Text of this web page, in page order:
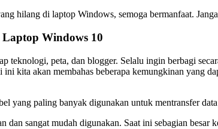
hilang di laptop Windows, semoga bermanfaat.
Windows 10
teknologi, peta, dan blogger. Selalu ingin berbagi
kita akan membahas beberapa kemungkinan yang
yang paling banyak digunakan untuk mentransfer
dan sangat mudah digunakan. Saat ini sebagian